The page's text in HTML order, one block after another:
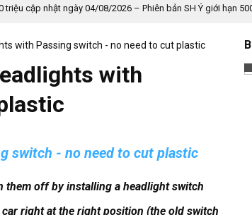
triệu cập nhật ngày 04/08/2026 – Phiên bản SH Ý giới hạn
with Passing switch - no need to cut plastic
with
switch - no need to cut plastic
them off by installing a headlight switch
right at the right position (the old switch